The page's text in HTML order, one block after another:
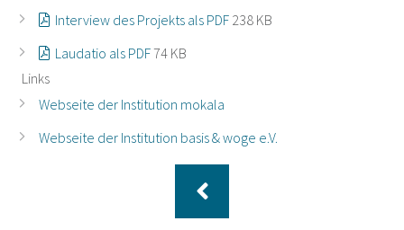
Interview des Projekts als PDF 238 KB
Laudatio als PDF74 KB
Links
Webseite der Institution mokala
Webseite der Institution basis & woge e.V.